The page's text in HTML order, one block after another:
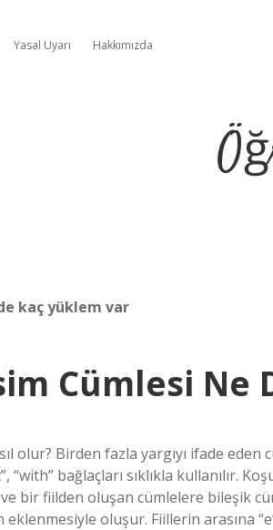
Yasal Uyarı Hakkımızda
kaç yüklem var
Cümlesi Ne
olur? Birden fazla yargıyı ifade
“with” bağlaçları sıklıkla kullanılır.
bir fiilden oluşan cümlelere bileşik
oluşur. Fiillerin arasına